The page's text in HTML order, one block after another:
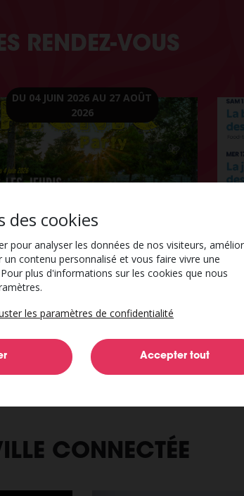
RENDEZ-VOUS
DU 04 JUIN 2026 AU 27 AOÛT
2026
nique party du jeudi !
du jeudi 4 juin 2026 et jusqu’à la…
Voir l’événement
CONNECTÉE
des cookies
pour analyser les données de nos visiteurs,
contenu personnalisé et vous faire vivre une
plus d'informations sur les cookies que nous
les paramètres de confidentialité